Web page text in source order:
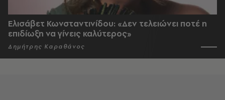
Ελισάβετ Κωνσταντινίδου: «Δεν τελειώνει ποτέ η
επιδίωξη να γίνεις καλύτερος»
Δημήτρης Καραθάνος